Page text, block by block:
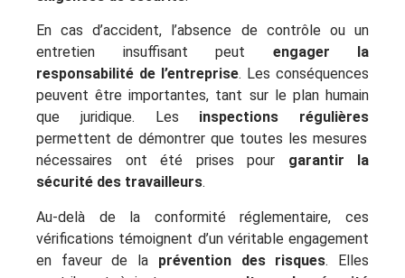
En cas d’accident, l’absence de contrôle ou un
entretien insuffisant peut engager la
responsabilité de l’entreprise. Les conséquences
peuvent être importantes, tant sur le plan humain
que juridique. Les inspections régulières
permettent de démontrer que toutes les mesures
nécessaires ont été prises pour garantir la
sécurité des travailleurs.
Au-delà de la conformité réglementaire, ces
vérifications témoignent d’un véritable engagement
en faveur de la prévention des risques. Elles